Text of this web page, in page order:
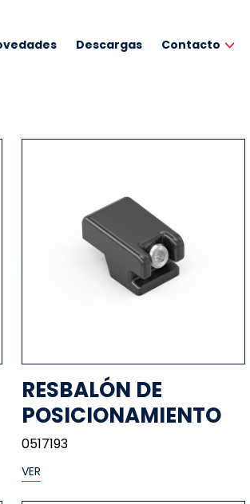
Descargas Contacto
RESBALÓN DE
POSICIONAMIENTO
0517193
VER